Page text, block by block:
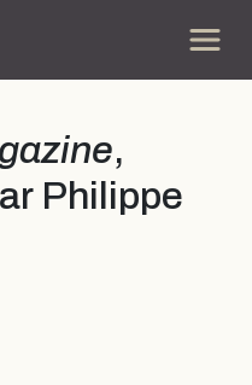
,
Philippe